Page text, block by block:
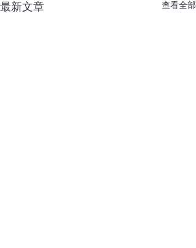
最新文章 查看全部